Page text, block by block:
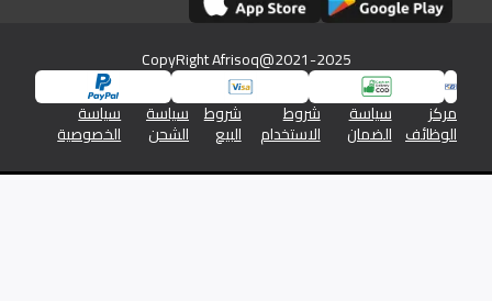
CopyRight Afrisoq@2021-2025
مركز
الوظائف
سياسة
الضمان
شروط
الاستخدام
شروط
البيع
سياسة
الشحن
سياسة
الخصوصية